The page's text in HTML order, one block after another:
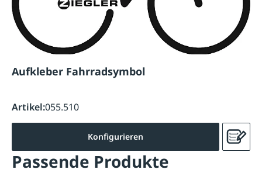
Aufkleber Fahrradsymbol
Artikel:055.510
Konfigurieren
Passende Produkte